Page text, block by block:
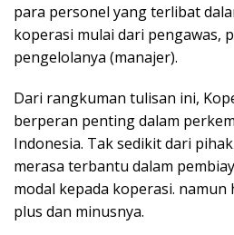
para personel yang terlibat
koperasi mulai dari pengawas,
pengelolanya (manajer).
Dari rangkuman tulisan ini,
berperan penting dalam
Indonesia. Tak sedikit dari
merasa terbantu dalam
modal kepada koperasi. namun
plus dan minusnya.